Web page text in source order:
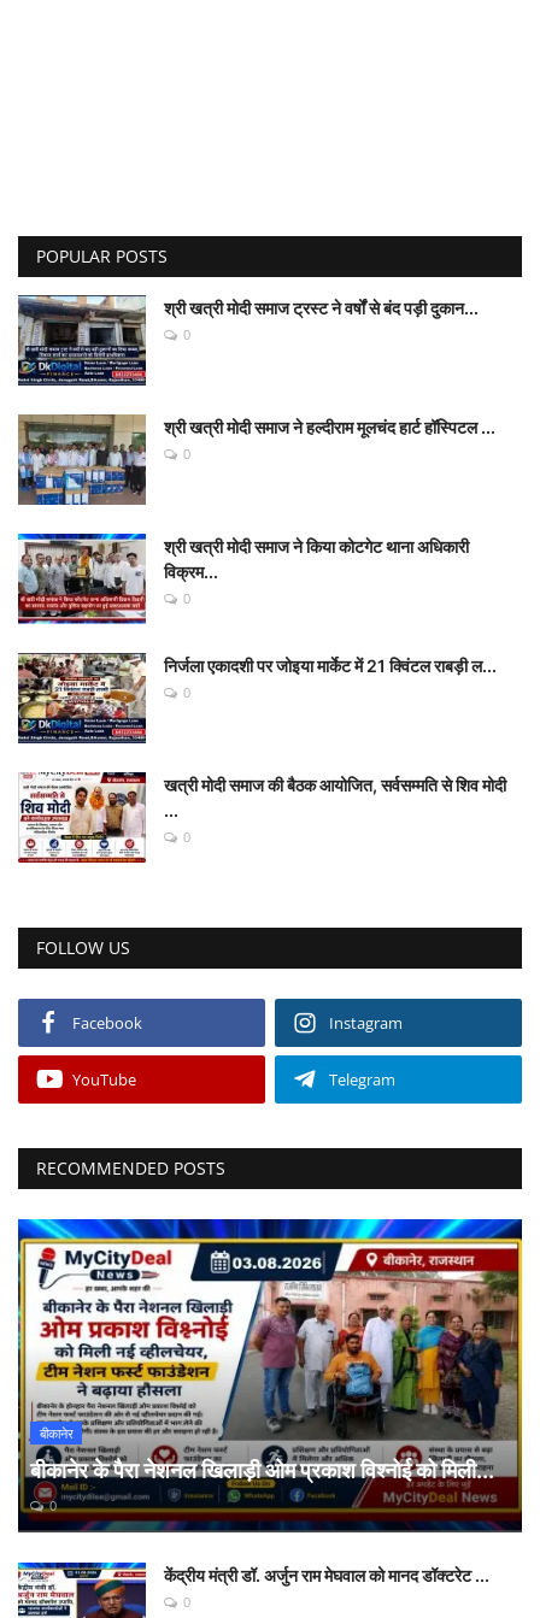
POPULAR POSTS
श्री खत्री मोदी समाज ट्रस्ट ने वर्षों से बंद पड़ी दुकान...
0
श्री खत्री मोदी समाज ने हल्दीराम मूलचंद हार्ट हॉस्पिटल ...
0
श्री खत्री मोदी समाज ने किया कोटगेट थाना अधिकारी
विक्रम...
0
निर्जला एकादशी पर जोइया मार्केट में 21 क्विंटल राबड़ी ल...
0
खत्री मोदी समाज की बैठक आयोजित, सर्वसम्मति से शिव मोदी
...
0
FOLLOW US
Facebook Instagram
YouTube Telegram
RECOMMENDED POSTS
बीकानेर
बीकानेर के पैरा नेशनल खिलाड़ी ओम प्रकाश विश्नोई को मिली...
0
केंद्रीय मंत्री डॉ. अर्जुन राम मेघवाल को मानद डॉक्टरेट ...
0